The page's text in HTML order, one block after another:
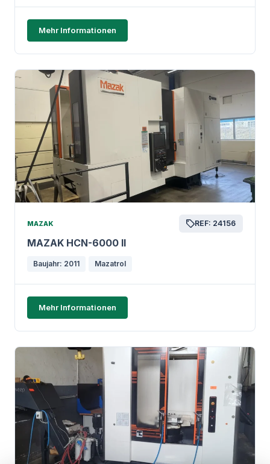
Mehr Informationen
MAZAK REF: 24156
MAZAK HCN-6000 II
Baujahr: 2011 Mazatrol
Mehr Informationen